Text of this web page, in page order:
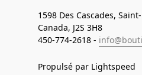
1598 Des Cascades,
Canada, J2S 3H8
450-774-2618 -
Propulsé par Lightspeed